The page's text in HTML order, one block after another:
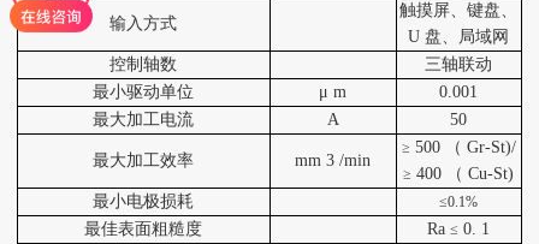
输入方式
触摸屏、键盘、
U 盘、局域网
控制轴数
三轴联动
最小驱动单位
μ m
0.001
最大加工电流
A 50
最大加工效率 mm 3 /min
≥ 500 （ Gr-St)/
≥ 400 （ Cu-St)
最小电极损耗
≤0.1%
最佳表面粗糙度 Ra ≤ 0. 1